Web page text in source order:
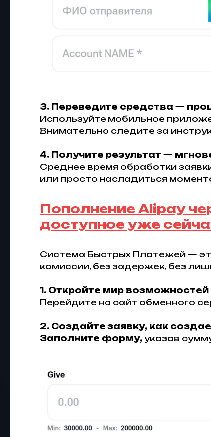
3. Переведите средства —
Используйте мобильное
Внимательно следите за
4. Получите результат —
Среднее время обработки
или просто насладиться
Пополнение Alipay
доступное уже
Система Быстрых Платежей —
комиссии, без задержек, без
1. Откройте мир возможностей
Перейдите на сайт обменного
2. Создайте заявку, как
Заполните форму, указав